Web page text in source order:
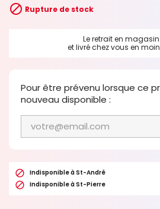
 Rupture de stock
Le retrait en magasin
et livré chez vous en
Pour être prévenu lorsque ce
nouveau disponible :
 Indisponible à St-André
 Indisponible à St-Pierre